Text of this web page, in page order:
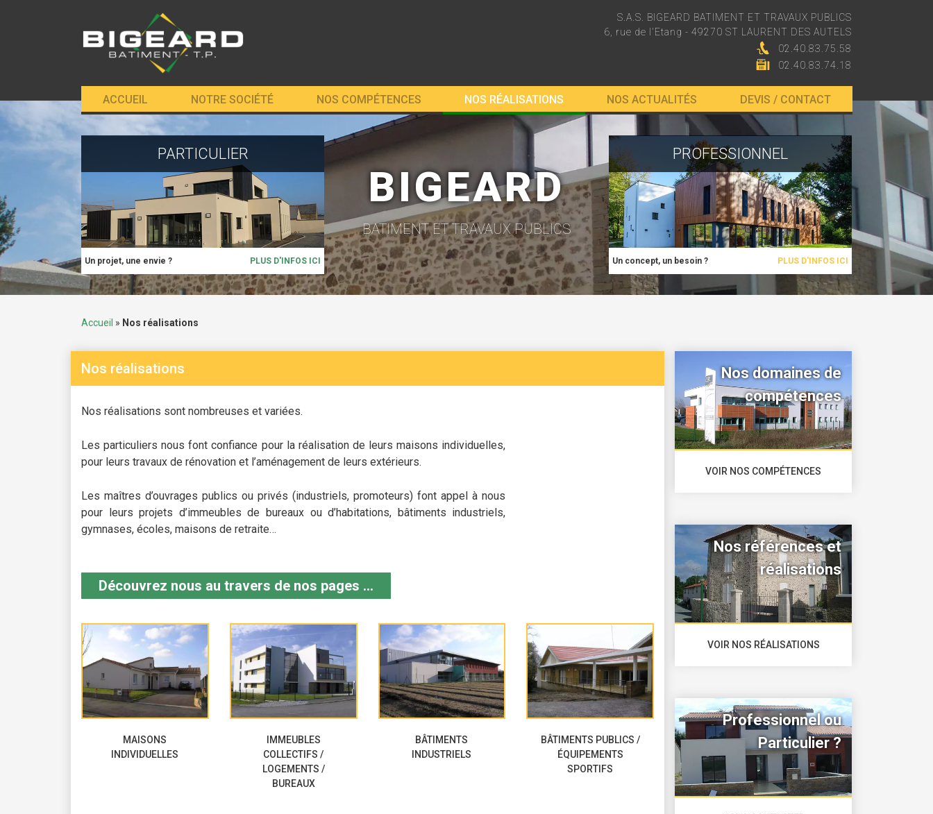
S.A.S. BIGEARD BATIMENT ET TRAVAUX PUBLICS
6, rue de l'Etang - 49270 ST LAURENT DES AUTELS
02.40.83.75.58
02.40.83.74.18
ACCUEIL NOTRE SOCIÉTÉ NOS COMPÉTENCES NOS RÉALISATIONS NOS ACTUALITÉS DEVIS / CONTACT
PARTICULIER
Un projet, une envie ? PLUS D'INFOS ICI
BIGEARD
BATIMENT ET TRAVAUX PUBLICS
PROFESSIONNEL
Un concept, un besoin ? PLUS D'INFOS ICI
Accueil » Nos réalisations
Nos réalisations
Nos réalisations sont nombreuses et variées.
Les particuliers nous font confiance pour la réalisation de leurs maisons individuelles,
pour leurs travaux de rénovation et l’aménagement de leurs extérieurs.
Les maîtres d’ouvrages publics ou privés (industriels, promoteurs) font appel à nous
pour leurs projets d’immeubles de bureaux ou d’habitations, bâtiments industriels,
gymnases, écoles, maisons de retraite…
Découvrez nous au travers de nos pages ...
MAISONS
INDIVIDUELLES
IMMEUBLES
COLLECTIFS /
LOGEMENTS /
BUREAUX
BÂTIMENTS
INDUSTRIELS
BÂTIMENTS PUBLICS /
ÉQUIPEMENTS
SPORTIFS
Nos domaines de
compétences
VOIR NOS COMPÉTENCES
Nos références et
réalisations
VOIR NOS RÉALISATIONS
Professionnel ou
Particulier ?